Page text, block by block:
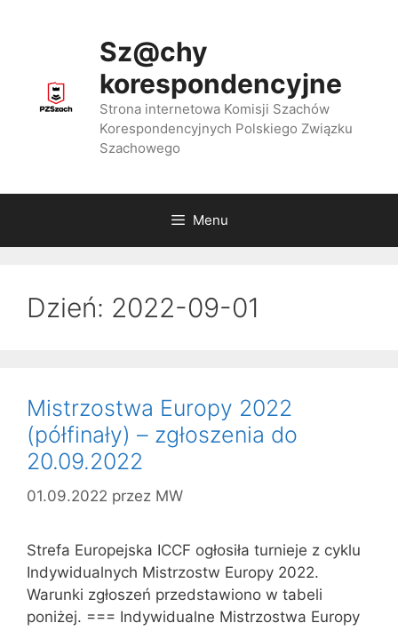
Sz@chy
korespondencyjne
Strona internetowa Komisji Szachów
Korespondencyjnych Polskiego Związku
Szachowego
Menu
Dzień: 2022-09-01
Mistrzostwa Europy 2022
(półfinały) – zgłoszenia do
20.09.2022
01.09.2022 przez MW
Strefa Europejska ICCF ogłosiła turnieje z cyklu
Indywidualnych Mistrzostw Europy 2022.
Warunki zgłoszeń przedstawiono w tabeli
poniżej. === Indywidualne Mistrzostwa Europy